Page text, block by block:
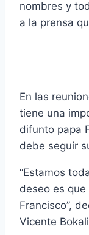
nombres y
a la prensa
En las
tiene una
difunto papa
debe seguir
“Estamos
deseo es
Francisco”,
Vicente